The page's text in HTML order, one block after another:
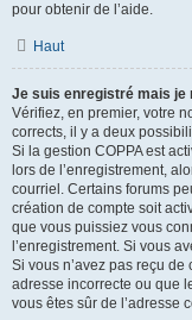
pour obtenir de l’aide.
Haut
Je suis enregistré mais je
Vérifiez, en premier, votre
corrects, il y a deux
Si la gestion COPPA est
lors de l’enregistrement,
courriel. Certains forums
création de compte soit
que vous puissiez vous
l’enregistrement. Si vous
Si vous n’avez pas reçu
adresse incorrecte ou que
vous êtes sûr de l’adresse